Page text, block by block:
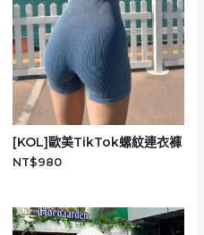
[KOL]歐美TikTok螺紋連衣褲
NT$980